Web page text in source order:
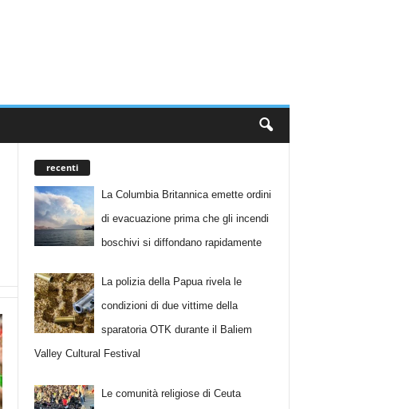
recenti
La Columbia Britannica emette ordini
di evacuazione prima che gli incendi
boschivi si diffondano rapidamente
La polizia della Papua rivela le
condizioni di due vittime della
sparatoria OTK durante il Baliem
Valley Cultural Festival
Le comunità religiose di Ceuta